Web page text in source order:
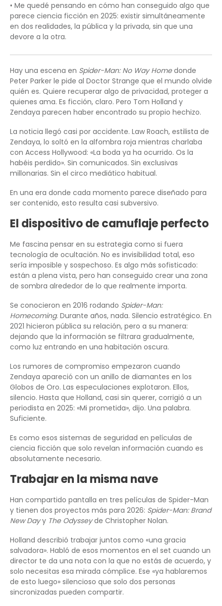
• Me quedé pensando en cómo han conseguido algo que
parece ciencia ficción en 2025: existir simultáneamente
en dos realidades, la pública y la privada, sin que una
devore a la otra.
Hay una escena en Spider-Man: No Way Homedonde
Peter Parker le pide al Doctor Strange que el mundo olvide
quién es. Quiere recuperar algo de privacidad, proteger a
quienes ama. Es ficción, claro. Pero Tom Holland y
Zendaya parecen haber encontrado su propio hechizo.
La noticia llegó casi por accidente. Law Roach, estilista de
Zendaya, lo soltó en la alfombra roja mientras charlaba
con Access Hollywood: «La boda ya ha ocurrido. Os la
habéis perdido». Sin comunicados. Sin exclusivas
millonarias. Sin el circo mediático habitual.
En una era donde cada momento parece diseñado para
ser contenido, esto resulta casi subversivo.
El dispositivo de camuflaje perfecto
Me fascina pensar en su estrategia como si fuera
tecnología de ocultación. No es invisibilidad total, eso
sería imposible y sospechoso. Es algo más sofisticado:
están a plena vista, pero han conseguido crear una zona
de sombra alrededor de lo que realmente importa.
Se conocieron en 2016 rodando Spider-Man:
Homecoming. Durante años, nada. Silencio estratégico. En
2021 hicieron pública su relación, pero a su manera:
dejando que la información se filtrara gradualmente,
como luz entrando en una habitación oscura.
Los rumores de compromiso empezaron cuando
Zendaya apareció con un anillo de diamantes en los
Globos de Oro. Las especulaciones explotaron. Ellos,
silencio. Hasta que Holland, casi sin querer, corrigió a un
periodista en 2025: «Mi prometida», dijo. Una palabra.
Suficiente.
Es como esos sistemas de seguridad en películas de
ciencia ficción que solo revelan información cuando es
absolutamente necesario.
Trabajar en la misma nave
Han compartido pantalla en tres películas de Spider-Man
y tienen dos proyectos más para 2026: Spider-Man: Brand
New Dayy The Odysseyde Christopher Nolan.
Holland describió trabajar juntos como «una gracia
salvadora». Habló de esos momentos en el set cuando un
director te da una nota con la que no estás de acuerdo, y
solo necesitas esa mirada cómplice. Ese «ya hablaremos
de esto luego» silencioso que solo dos personas
sincronizadas pueden compartir.